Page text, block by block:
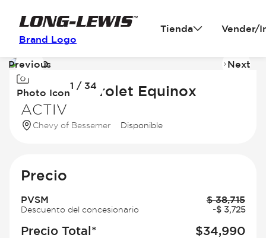
Brand Logo
Tienda Vender/
Image
of
Photo Icon
1 / 34
Previous Next
2026 Chevrolet Equinox
ACTIV
Chevy of Bessemer Disponible
Precio
PVSM $ 38,715
Descuento del concesionario -$ 3,725
Precio Total* $34,990